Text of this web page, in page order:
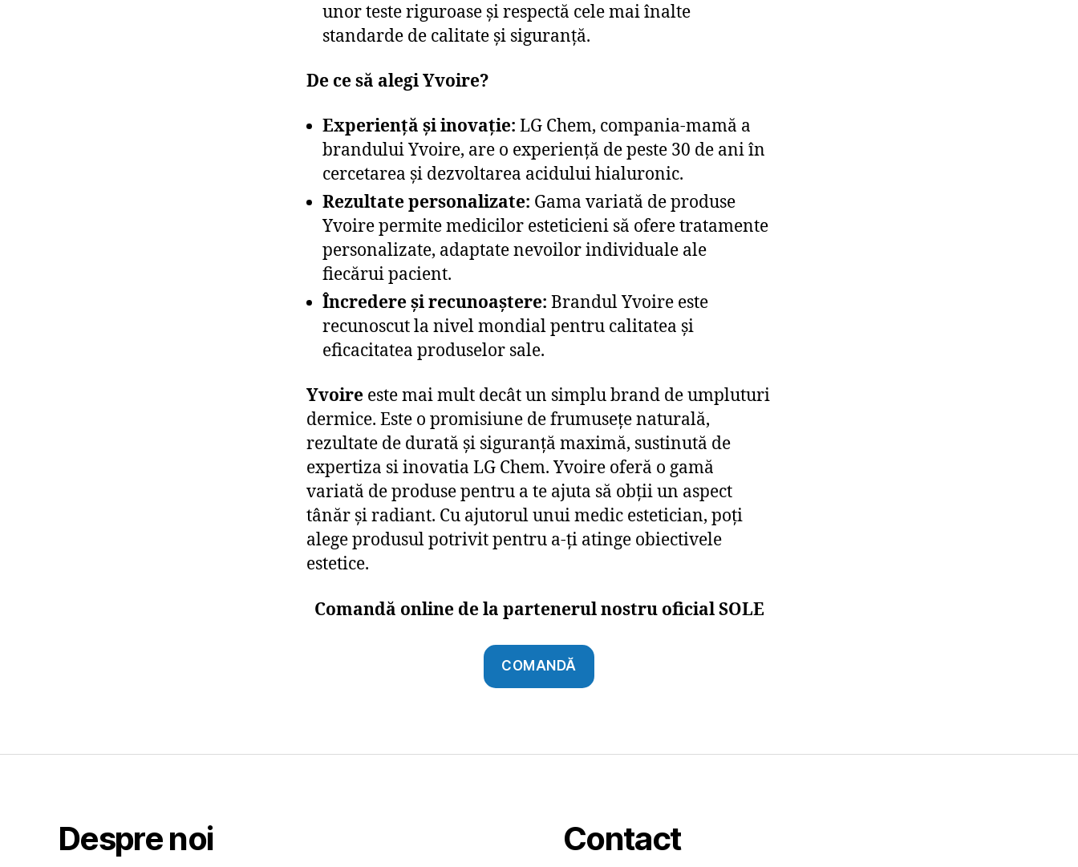
unor teste riguroase și respectă cele mai înalte
standarde de calitate și siguranță.
De ce să alegi Yvoire?
Experiență și inovație: LG Chem, compania-mamă a
brandului Yvoire, are o experiență de peste 30 de ani în
cercetarea și dezvoltarea acidului hialuronic.
Rezultate personalizate: Gama variată de produse
Yvoire permite medicilor esteticieni să ofere tratamente
personalizate, adaptate nevoilor individuale ale
fiecărui pacient.
Încredere și recunoaștere: Brandul Yvoire este
recunoscut la nivel mondial pentru calitatea și
eficacitatea produselor sale.
Yvoire este mai mult decât un simplu brand de umpluturi
dermice. Este o promisiune de frumusețe naturală,
rezultate de durată și siguranță maximă, sustinută de
expertiza si inovatia LG Chem. Yvoire oferă o gamă
variată de produse pentru a te ajuta să obții un aspect
tânăr și radiant. Cu ajutorul unui medic estetician, poți
alege produsul potrivit pentru a-ți atinge obiectivele
estetice.
Comandă online de la partenerul nostru oficial SOLE
COMANDĂ
Despre noi Contact